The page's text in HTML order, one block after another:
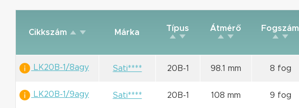
Cikkszám Márka Típus Átmérő Fogszám
LK20B-1/8agy Sati**** 20B-1 98.1 mm 8 fog
LK20B-1/9agy Sati**** 20B-1 108 mm 9 fog